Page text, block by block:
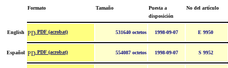
Formato Tamaño
Puesta a
disposición
No del artículo
English PDF (acrobat) 531640 octetos 1998-09-07 E 9950
Español PDF (acrobat) 554087 octetos 1998-09-07 S 9952